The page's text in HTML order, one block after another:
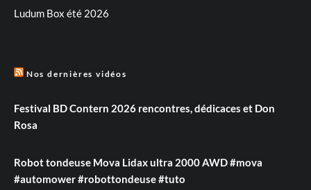
Ludum Box été 2026
Nos dernières vidéos
Festival BD Contern 2026 rencontres, dédicaces et Don
Rosa
Robot tondeuse Mova Lidax ultra 2000 AWD #mova
#automower #robottondeuse #tuto